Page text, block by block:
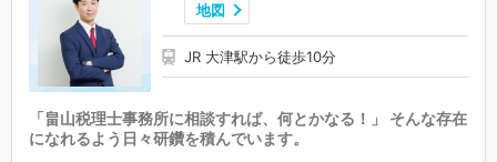
地図
JR 大津駅から徒歩10分
「畠山税理士事務所に相談すれば、何とかなる！」 そんな存在
になれるよう日々研鑽を積んでいます。